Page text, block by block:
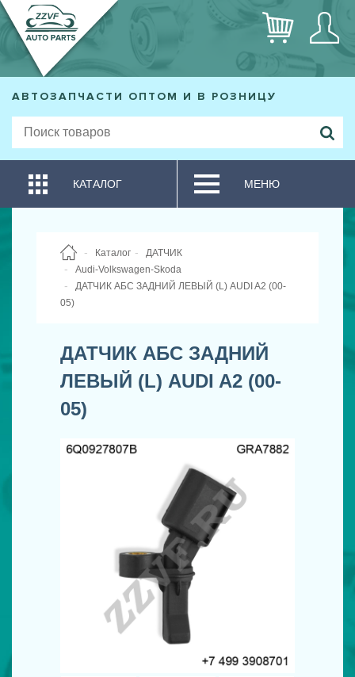
АВТОЗАПЧАСТИ ОПТОМ И В РОЗНИЦУ
КАТАЛОГ МЕНЮ
Каталог
ДАТЧИК
Audi-Volkswagen-Skoda
ДАТЧИК АБС ЗАДНИЙ ЛЕВЫЙ (L) AUDI A2 (00-
05)
ДАТЧИК АБС ЗАДНИЙ
ЛЕВЫЙ (L) AUDI A2 (00-
05)